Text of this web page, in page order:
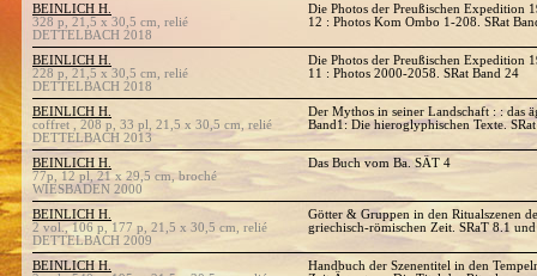
BEINLICH H.
328 p, 21,5 x 30,5 cm, relié
DETTELBACH 2018
Die Photos der Preußischen Expedition
12 : Photos Kom Ombo 1-208. SRat
BEINLICH H.
228 p, 21,5 x 30,5 cm, relié
DETTELBACH 2018
Die Photos der Preußischen Expedition
11 : Photos 2000-2058. SRat Band 24
BEINLICH H.
coffret , 208 p, 33 pl, 21,5 x 30,5 cm, relié
DETTELBACH 2013
Der Mythos in seiner Landschaft : : das
Band1: Die hieroglyphischen Texte.
BEINLICH H.
77p, 12 pl, 21 x 29,5 cm, broché
WIESBADEN 2000
Das Buch vom Ba. SÄT 4
BEINLICH H.
2 vol., 106 p, 177 p, 21,5 x 30,5 cm, relié
DETTELBACH 2009
Götter & Gruppen in den Ritualszenen
griechisch-römischen Zeit. SRaT 8.1
BEINLICH H.
Handbuch der Szenentitel in den